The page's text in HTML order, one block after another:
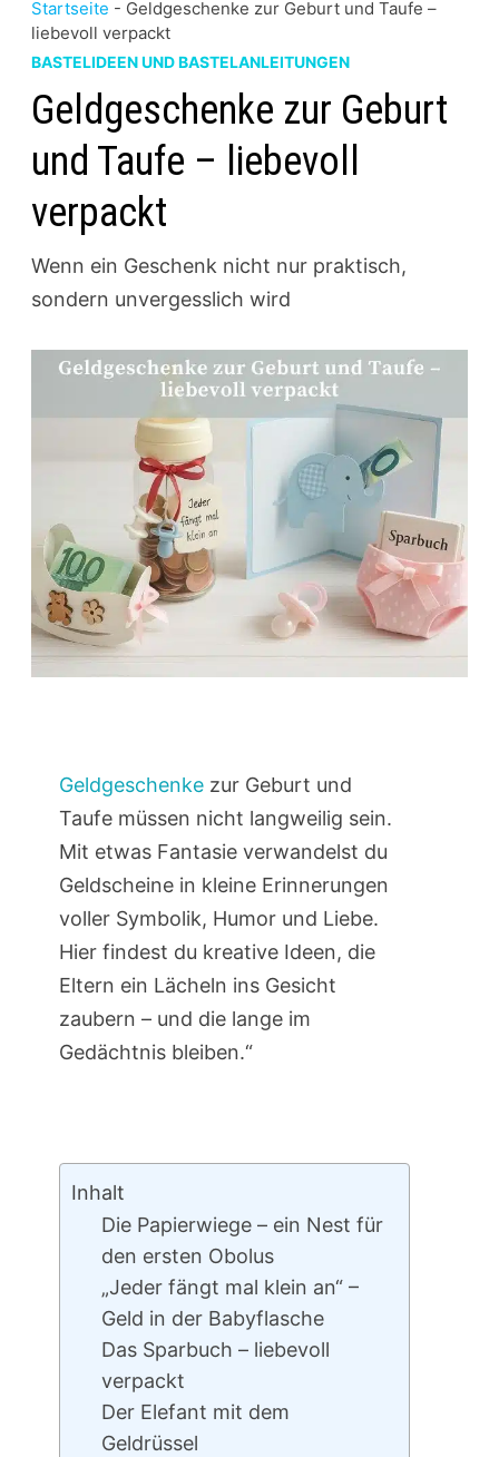
Startseite - Geldgeschenke zur Geburt und Taufe –
liebevoll verpackt
BASTELIDEEN UND BASTELANLEITUNGEN
Geldgeschenke zur Geburt
und Taufe – liebevoll
verpackt
Wenn ein Geschenk nicht nur praktisch,
sondern unvergesslich wird
Geldgeschenkezur Geburt und
Taufe müssen nicht langweilig sein.
Mit etwas Fantasie verwandelst du
Geldscheine in kleine Erinnerungen
voller Symbolik, Humor und Liebe.
Hier findest du kreative Ideen, die
Eltern ein Lächeln ins Gesicht
zaubern – und die lange im
Gedächtnis bleiben.“
Inhalt
Die Papierwiege – ein Nest für
den ersten Obolus
„Jeder fängt mal klein an“ –
Geld in der Babyflasche
Das Sparbuch – liebevoll
verpackt
Der Elefant mit dem
Geldrüssel